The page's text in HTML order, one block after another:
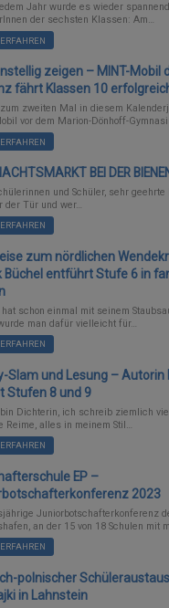
Jahr wurde es wieder
der sechsten Klassen: Am…
zeigen – MINT-Mobil
fährt Klassen 10
zweiten Mal in diesem
vor dem Marion-Dönhoff-
BEI DER
und Schüler, sehr geehrte
der Tür und wer…
zum nördlichen
Büchel entführt Stufe 6 in
hat schon einmal mit seinem
man dafür vielleicht für…
Slam und Lesung – Autorin
Stufen 8 und 9
bin Dichterin, ich schreib ziemlich
Reime, alles in meinem Stil…
EP –
2023
Juniorbotschafterkonferenz
an der 15 von 18 Schulen mit
polnischer
in Lahnstein